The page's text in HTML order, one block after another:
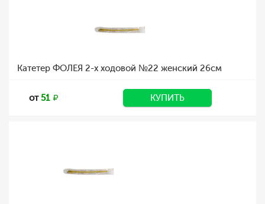
Катетер ФОЛЕЯ 2-х ходовой №22 женский 26см
от51 КУПИТЬ